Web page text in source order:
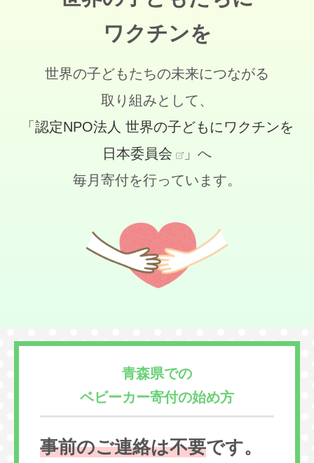
ワクチンを
世界の子どもたちの未来につながる
取り組みとして、
「認定NPO法人 世界の子どもにワクチンを
日本委員会
」へ
毎月寄付を行っています。
青森県での
ベビーカー寄付の始め方
事前のご連絡は不要です。